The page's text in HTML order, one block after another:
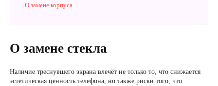
О замене корпуса
О замене стекла
Наличие треснувшего экрана влечёт не только то, что снижается
эстетическая ценность телефона, но также риски того, что